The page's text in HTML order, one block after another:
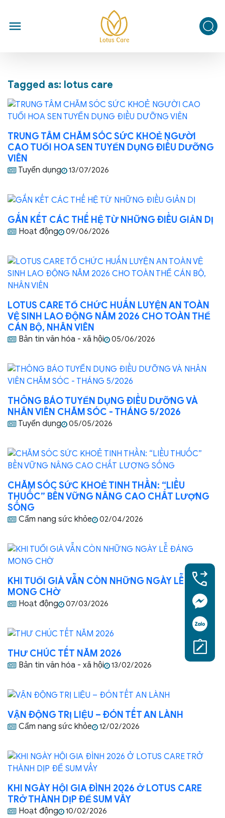
Tagged as: lotus care
TRUNG TÂM CHĂM SÓC SỨC KHOẺ NGƯỜI
CAO TUỔI HOA SEN TUYỂN DỤNG ĐIỀU DƯỠNG
VIÊN
Tuyển dụng 13/07/2026
GẮN KẾT CÁC THẾ HỆ TỪ NHỮNG ĐIỀU GIẢN DỊ
Hoạt động 09/06/2026
LOTUS CARE TỔ CHỨC HUẤN LUYỆN AN TOÀN
VỆ SINH LAO ĐỘNG NĂM 2026 CHO TOÀN THỂ
CÁN BỘ, NHÂN VIÊN
Bản tin văn hóa - xã hội 05/06/2026
THÔNG BÁO TUYỂN DỤNG ĐIỀU DƯỠNG VÀ
NHÂN VIÊN CHĂM SÓC - THÁNG 5/2026
Tuyển dụng 05/05/2026
CHĂM SÓC SỨC KHOẺ TINH THẦN: “LIỀU
THUỐC” BỀN VỮNG NÂNG CAO CHẤT LƯỢNG
SỐNG
Cẩm nang sức khỏe 02/04/2026
KHI TUỔI GIÀ VẪN CÒN NHỮNG NGÀY LỄ ĐÁNG
MONG CHỜ
Hoạt động 07/03/2026
THƯ CHÚC TẾT NĂM 2026
Bản tin văn hóa - xã hội 13/02/2026
VẬN ĐỘNG TRỊ LIỆU – ĐÓN TẾT AN LÀNH
Cẩm nang sức khỏe 12/02/2026
KHI NGÀY HỘI GIA ĐÌNH 2026 Ở LOTUS CARE
TRỞ THÀNH DỊP ĐỂ SUM VẦY
Hoạt động 10/02/2026